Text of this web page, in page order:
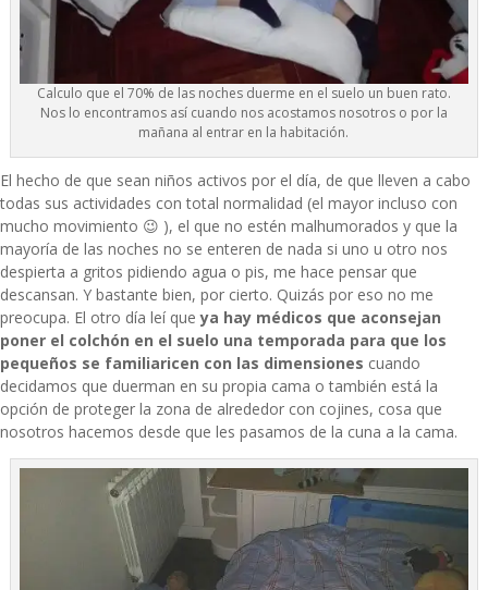
Calculo que el 70% de las noches duerme en el suelo un buen rato.
Nos lo encontramos así cuando nos acostamos nosotros o por la
mañana al entrar en la habitación.
El hecho de que sean niños activos por el día, de que lleven a cabo
todas sus actividades con total normalidad (el mayor incluso con
mucho movimiento 😉 ), el que no estén malhumorados y que la
mayoría de las noches no se enteren de nada si uno u otro nos
despierta a gritos pidiendo agua o pis, me hace pensar que
descansan. Y bastante bien, por cierto. Quizás por eso no me
preocupa. El otro día leí que ya hay médicos que aconsejan
poner el colchón en el suelo una temporada para que los
pequeños se familiaricen con las dimensiones cuando
decidamos que duerman en su propia cama o también está la
opción de proteger la zona de alrededor con cojines, cosa que
nosotros hacemos desde que les pasamos de la cuna a la cama.